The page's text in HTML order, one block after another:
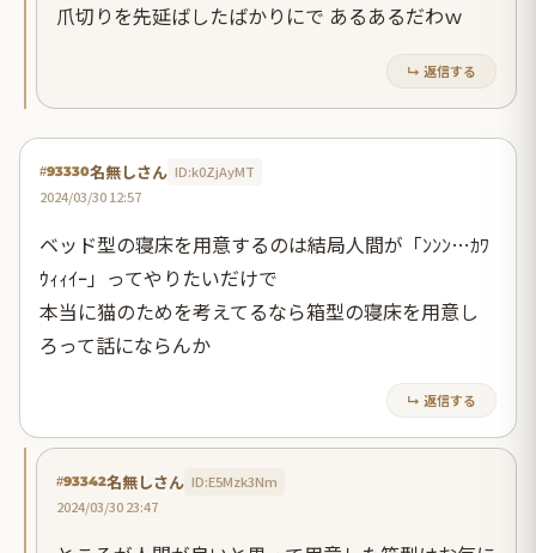
爪切りを先延ばしたばかりにで あるあるだわｗ
↳ 返信する
#93330名無しさん ID:k0ZjAyMT
2024/03/30 12:57
ベッド型の寝床を用意するのは結局人間が「ﾝﾝﾝ…ｶﾜ
ｳｨｨｲｰ」ってやりたいだけで
本当に猫のためを考えてるなら箱型の寝床を用意し
ろって話にならんか
↳ 返信する
#93342名無しさん ID:E5Mzk3Nm
2024/03/30 23:47